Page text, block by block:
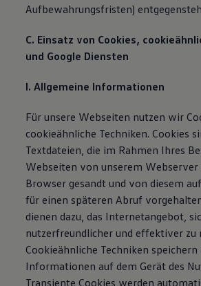
Aufbewahrungsfristen)
C. Einsatz von Cookies,
und Google Diensten
I. Allgemeine Informationen
Für unsere Webseiten nutzen wir
cookieähnliche Techniken. Cookies
Textdateien, die im Rahmen Ihres
Webseiten von unserem Webserver
Browser gesandt und von diesem
für einen späteren Abruf
dienen dazu, das Internetangebot,
nutzerfreundlicher und effektiver zu
Cookieähnliche Techniken
Informationen auf dem Gerät des
Transiente Cookies werden